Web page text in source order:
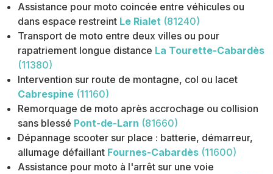
Assistance pour moto coincée entre véhicules ou
dans espace restreint Le Rialet (81240)
Transport de moto entre deux villes ou pour
rapatriement longue distance La Tourette-Cabardès
(11380)
Intervention sur route de montagne, col ou lacet
Cabrespine (11160)
Remorquage de moto après accrochage ou collision
sans blessé Pont-de-Larn (81660)
Dépannage scooter sur place : batterie, démarreur,
allumage défaillant Fournes-Cabardès (11600)
Assistance pour moto à l'arrêt sur une voie